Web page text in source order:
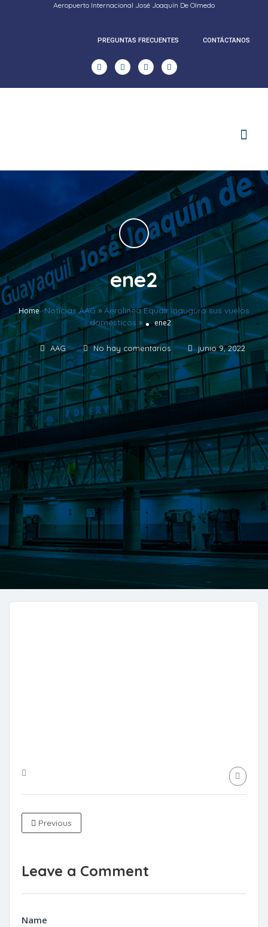
Aeropuerto Internacional José Joaquín De Olmedo
PREGUNTAS FRECUENTES CONTÁCTANOS
ene2
Home Noticias AAG»Aerolínea Equair inauguró sus vuelos
domésticos » ene2
AAG No hay comentarios junio 9, 2022
Previous
Leave a Comment
Name